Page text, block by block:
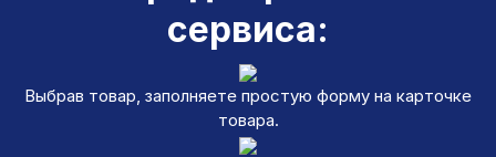
сервиса:
Выбрав товар, заполняете простую форму на карточке
товара.